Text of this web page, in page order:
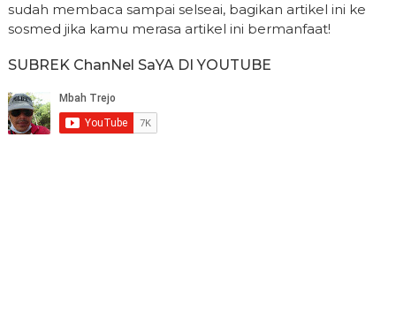
sudah membaca sampai selseai, bagikan artikel ini ke
sosmed jika kamu merasa artikel ini bermanfaat!
SUBREK ChanNel SaYA DI YOUTUBE